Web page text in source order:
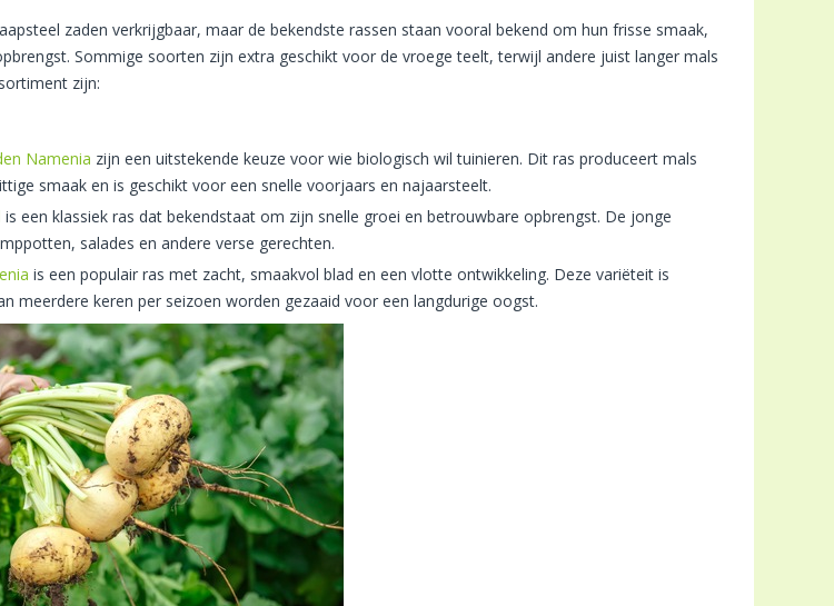
zaden verkrijgbaar, maar de bekendste rassen staan vooral bekend om hun frisse smaak,
Sommige soorten zijn extra geschikt voor de vroege teelt, terwijl andere juist langer mals
zijn:
Namenia zijn een uitstekende keuze voor wie biologisch wil tuinieren. Dit ras produceert mals
smaak en is geschikt voor een snelle voorjaars en najaarsteelt.
is een klassiek ras dat bekendstaat om zijn snelle groei en betrouwbare opbrengst. De jonge
salades en andere verse gerechten.
is een populair ras met zacht, smaakvol blad en een vlotte ontwikkeling. Deze variëteit is
meerdere keren per seizoen worden gezaaid voor een langdurige oogst.